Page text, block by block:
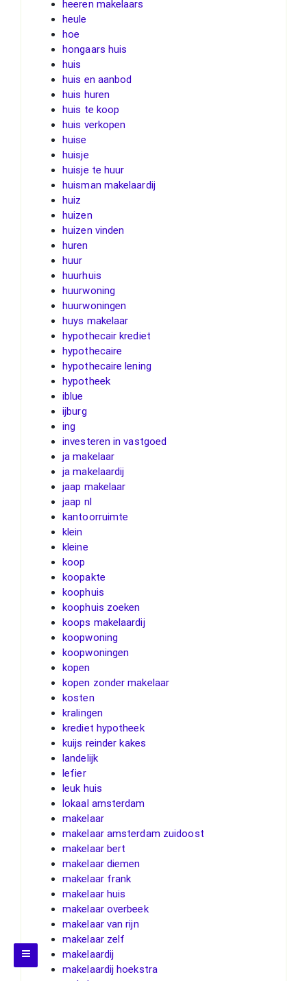
heeren makelaars
heule
hoe
hongaars huis
huis
huis en aanbod
huis huren
huis te koop
huis verkopen
huise
huisje
huisje te huur
huisman makelaardij
huiz
huizen
huizen vinden
huren
huur
huurhuis
huurwoning
huurwoningen
huys makelaar
hypothecair krediet
hypothecaire
hypothecaire lening
hypotheek
iblue
ijburg
ing
investeren in vastgoed
ja makelaar
ja makelaardij
jaap makelaar
jaap nl
kantoorruimte
klein
kleine
koop
koopakte
koophuis
koophuis zoeken
koops makelaardij
koopwoning
koopwoningen
kopen
kopen zonder makelaar
kosten
kralingen
krediet hypotheek
kuijs reinder kakes
landelijk
lefier
leuk huis
lokaal amsterdam
makelaar
makelaar amsterdam zuidoost
makelaar bert
makelaar diemen
makelaar frank
makelaar huis
makelaar overbeek
makelaar van rijn
makelaar zelf
makelaardij
makelaardij hoekstra